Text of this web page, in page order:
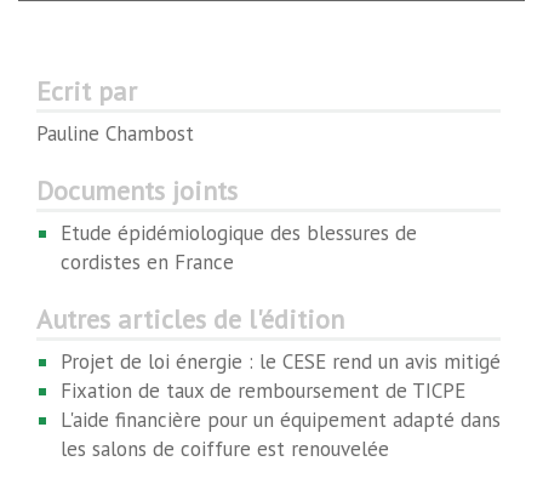
Ecrit par
Pauline Chambost
Documents joints
Etude épidémiologique des blessures de
cordistes en France
Autres articles de l'édition
Projet de loi énergie : le CESE rend un avis mitigé
Fixation de taux de remboursement de TICPE
L'aide financière pour un équipement adapté dans
les salons de coiffure est renouvelée